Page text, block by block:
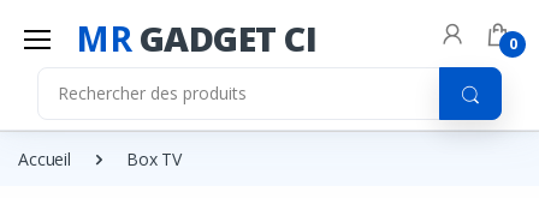
MRGADGET CI 0
Accueil Box TV